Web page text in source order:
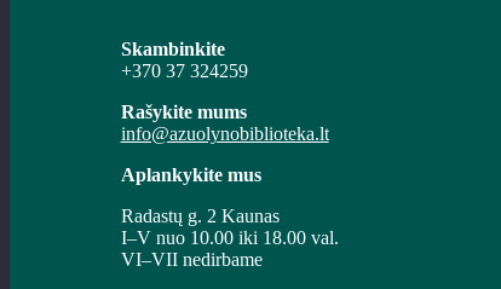
Skambinkite
+370 37 324259
Rašykite mums
info@azuolynobiblioteka.lt
Aplankykite mus
Radastų g. 2 Kaunas
I–V nuo 10.00 iki 18.00 val.
VI–VII nedirbame